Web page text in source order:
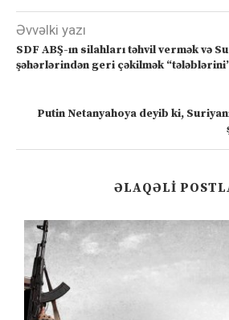
Əvvəlki yazı
SDF ABŞ-ın silahları təhvil vermək və
şəhərlərindən geri çəkilmək
Putin Netanyahoya deyib ki,
ƏLAQƏLI